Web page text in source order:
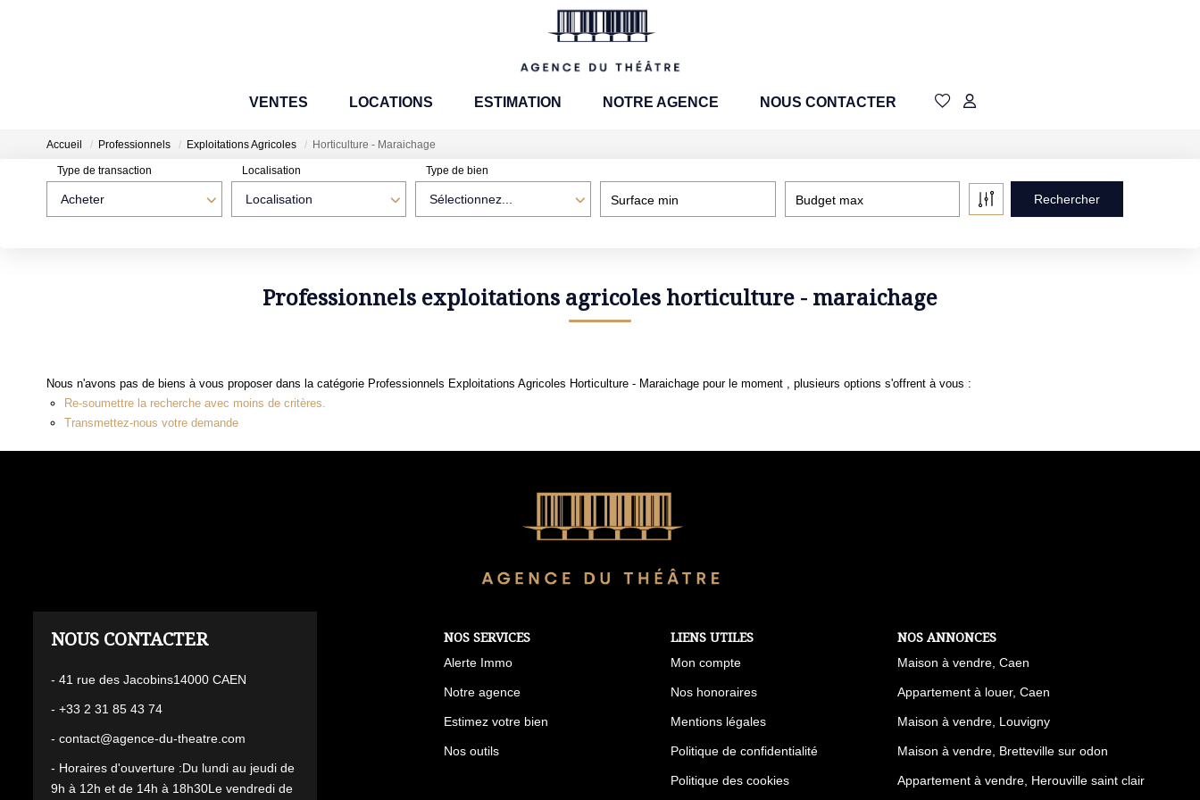
VENTES LOCATIONS ESTIMATION NOTRE AGENCE NOUS CONTACTER
Accueil Professionnels Exploitations Agricoles Horticulture - Maraichage
Acheter
Type de transaction
Localisation
Localisation
Sélectionnez...
Type de bien
Surface min Budget max
Professionnels exploitations agricoles horticulture - maraichage
Nous n'avons pas de biens à vous proposer dans la catégorie Professionnels Exploitations Agricoles Horticulture - Maraichage pour le moment , plusieurs options s'offrent à vous :
Re-soumettre la recherche avec moins de critères.
Transmettez-nous votre demande
L'AGENCE
- 41 rue des Jacobins14000 CAEN
- +33 2 31 85 43 74
- contact@agence-du-theatre.com
- Horaires d'ouverture :Du lundi au jeudi de
9h à 12h et de 14h à 18h30Le vendredi de
NOS SERVICES
Alerte Immo
Notre agence
Estimez votre bien
Nos outils
LIENS UTILES
Mon compte
Nos honoraires
Mentions légales
Politique de confidentialité
Politique des cookies
NOS ANNONCES
Maison à vendre, Caen
Appartement à louer, Caen
Maison à vendre, Louvigny
Maison à vendre, Bretteville sur odon
Appartement à vendre, Herouville saint clair